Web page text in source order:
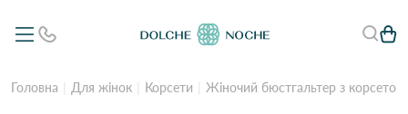
Головна Для жінок Корсети Жіночий бюстгальтер з